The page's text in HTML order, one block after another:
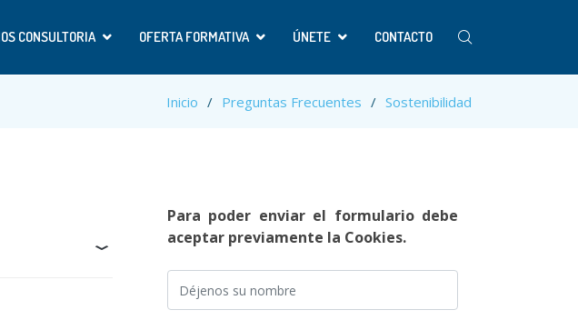
CONSULTORIA OFERTA FORMATIVA ÚNETE CONTACTO
Inicio Preguntas Frecuentes Sostenibilidad
Para poder enviar el formulario debe
aceptar previamente la Cookies.